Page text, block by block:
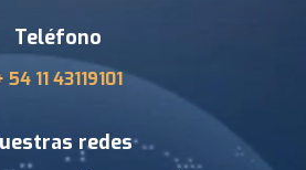
Teléfono
54 11 43119101
redes